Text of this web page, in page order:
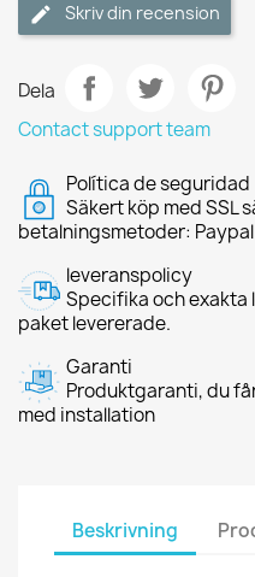
Skriv din recension
Dela
Contact support team
Política de seguridad
Säkert köp med SSL
betalningsmetoder: Paypal
leveranspolicy
Specifika och exakta
paket levererade.
Garanti
Produktgaranti, du
med installation
Beskrivning